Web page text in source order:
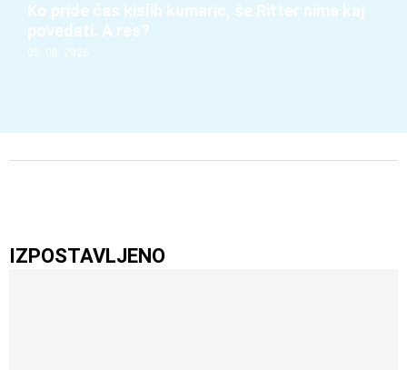
Ko pride čas kislih kumaric, še Ritter nima kaj
povedati. A res?
05. 08. 2026
IZPOSTAVLJENO